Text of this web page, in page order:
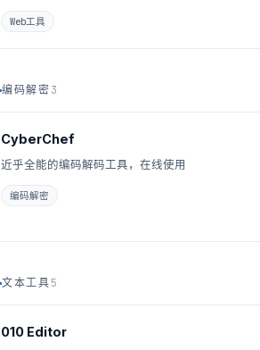
Web工具
编码解密3
CyberChef
近乎全能的编码解码工具，在线使用
编码解密
文本工具5
010 Editor